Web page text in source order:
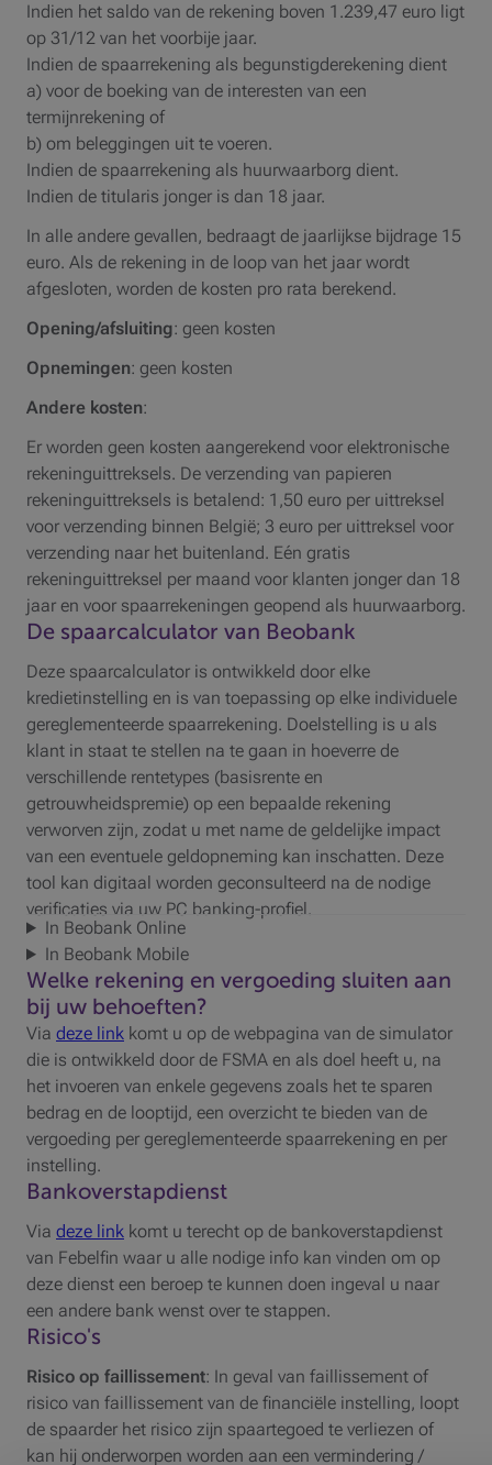
Indien het saldo van de rekening boven 1.239,47 euro ligt
op 31/12 van het voorbije jaar.
Indien de spaarrekening als begunstigderekening dient
a) voor de boeking van de interesten van een
termijnrekening of
b) om beleggingen uit te voeren.
Indien de spaarrekening als huurwaarborg dient.
Indien de titularis jonger is dan 18 jaar.
In alle andere gevallen, bedraagt de jaarlijkse bijdrage 15
euro. Als de rekening in de loop van het jaar wordt
afgesloten, worden de kosten pro rata berekend.
Opening/afsluiting: geen kosten
Opnemingen: geen kosten
Andere kosten:
Er worden geen kosten aangerekend voor elektronische
rekeninguittreksels. De verzending van papieren
rekeninguittreksels is betalend: 1,50 euro per uittreksel
voor verzending binnen België; 3 euro per uittreksel voor
verzending naar het buitenland. Eén gratis
rekeninguittreksel per maand voor klanten jonger dan 18
jaar en voor spaarrekeningen geopend als huurwaarborg.
De spaarcalculator van Beobank
Deze spaarcalculator is ontwikkeld door elke
kredietinstelling en is van toepassing op elke individuele
gereglementeerde spaarrekening. Doelstelling is u als
klant in staat te stellen na te gaan in hoeverre de
verschillende rentetypes (basisrente en
getrouwheidspremie) op een bepaalde rekening
verworven zijn, zodat u met name de geldelijke impact
van een eventuele geldopneming kan inschatten. Deze
tool kan digitaal worden geconsulteerd na de nodige
verificaties via uw PC banking-profiel.
In Beobank Online
In Beobank Mobile
Welke rekening en vergoeding sluiten aan
bij uw behoeften?
Via deze link komt u op de webpagina van de simulator
die is ontwikkeld door de FSMA en als doel heeft u, na
het invoeren van enkele gegevens zoals het te sparen
bedrag en de looptijd, een overzicht te bieden van de
vergoeding per gereglementeerde spaarrekening en per
instelling.
Bankoverstapdienst
Via deze link komt u terecht op de bankoverstapdienst
van Febelfin waar u alle nodige info kan vinden om op
deze dienst een beroep te kunnen doen ingeval u naar
een andere bank wenst over te stappen.
Risico's
Risico op faillissement: In geval van faillissement of
risico van faillissement van de financiële instelling, loopt
de spaarder het risico zijn spaartegoed te verliezen of
kan hij onderworpen worden aan een vermindering /